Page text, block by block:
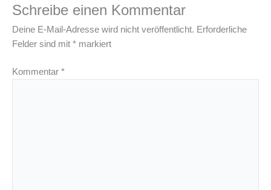
Schreibe einen Kommentar
Deine E-Mail-Adresse wird nicht veröffentlicht. Erforderliche
Felder sind mit * markiert
Kommentar *